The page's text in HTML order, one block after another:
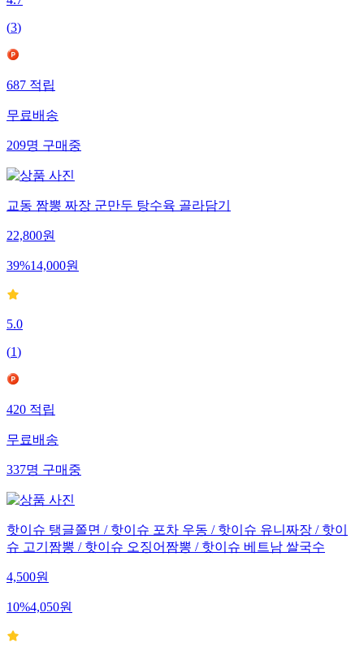
4.7
(3)
687적립
무료배송
209명구매중
교동 짬뽕 짜장 군만두 탕수육 골라담기
22,800원
39%14,000원
5.0
(1)
420적립
무료배송
337명구매중
핫이슈 탱글쫄면 / 핫이슈 포차 우동 / 핫이슈 유니짜장 / 핫이
슈 고기짬뽕 / 핫이슈 오징어짬뽕 / 핫이슈 베트남 쌀국수
4,500원
10%4,050원